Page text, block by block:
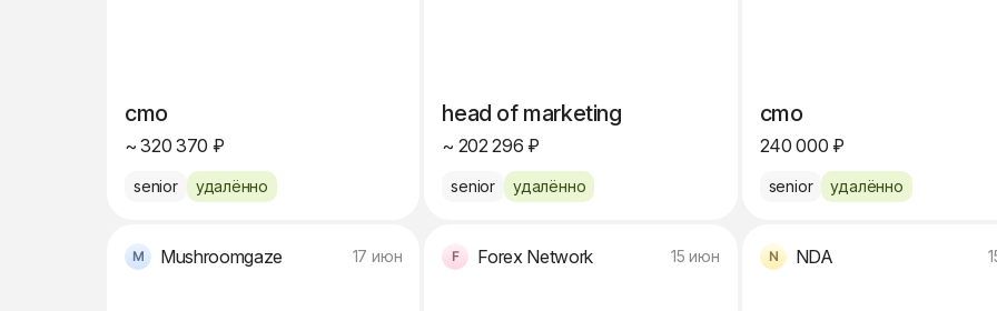
cmo
~ 320 370 ₽
senior удалённо
head of marketing
~ 202 296 ₽
senior удалённо
cmo
240 000 ₽
senior удалённо
Mushroomgaze 17 июн Forex Network 15 июн NDA